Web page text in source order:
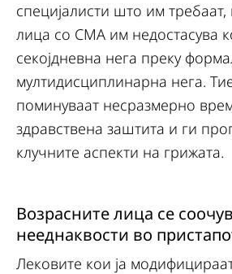
специјалисти што им
лица со СМА им недостасува
секојдневна нега преку
мултидисциплинарна нега.
поминуваат несразмерно
здравствена заштита и ги
клучните аспекти на грижата.
Возрасните лица се
нееднаквости во
Лековите кои ја